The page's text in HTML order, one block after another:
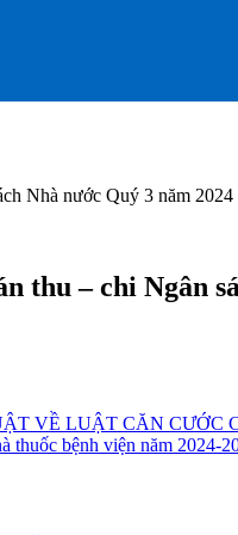
Nhà nước Quý 3 năm
thu – chi Ngân
VỀ LUẬT CĂN CƯỚC
thuốc bệnh viện năm 2024-